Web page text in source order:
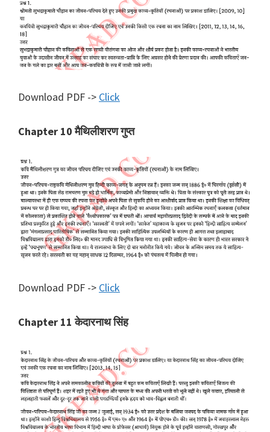
Download PDF -> Click
Chapter 10 मैथिलीशरण गुप्त
Download PDF -> Click
Chapter 11 केदारनाथ सिंह